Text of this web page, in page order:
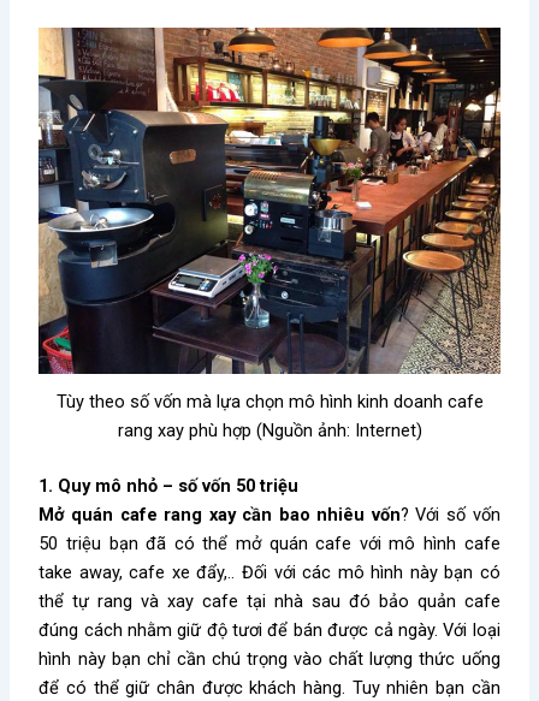
Tùy theo số vốn mà lựa chọn mô hình kinh doanh cafe
rang xay phù hợp (Nguồn ảnh: Internet)
1. Quy mô nhỏ – số vốn 50 triệu
Mở quán cafe rang xay cần bao nhiêu vốn? Với số vốn
50 triệu bạn đã có thể mở quán cafe với mô hình cafe
take away, cafe xe đẩy,.. Đối với các mô hình này bạn có
thể tự rang và xay cafe tại nhà sau đó bảo quản cafe
đúng cách nhằm giữ độ tươi để bán được cả ngày. Với loại
hình này bạn chỉ cần chú trọng vào chất lượng thức uống
để có thể giữ chân được khách hàng. Tuy nhiên bạn cần